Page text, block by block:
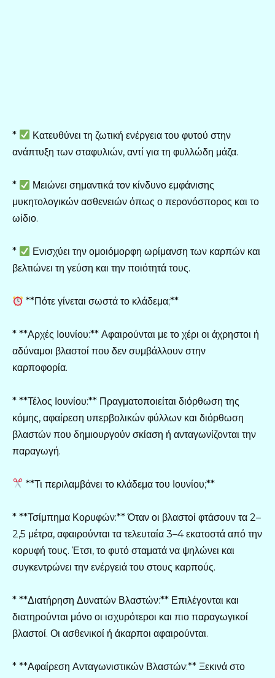
*
Κατευθύνει τη ζωτική ενέργεια του φυτού στην
ανάπτυξη των σταφυλιών, αντί για τη φυλλώδη μάζα.
*
Μειώνει σημαντικά τον κίνδυνο εμφάνισης
μυκητολογικών ασθενειών όπως ο περονόσπορος και το
ωίδιο.
*
Ενισχύει την ομοιόμορφη ωρίμανση των καρπών και
βελτιώνει τη γεύση και την ποιότητά τους.
**Πότε γίνεται σωστά το κλάδεμα;**
* **Αρχές Ιουνίου:** Αφαιρούνται με το χέρι οι άχρηστοι ή
αδύναμοι βλαστοί που δεν συμβάλλουν στην
καρποφορία.
* **Τέλος Ιουνίου:** Πραγματοποιείται διόρθωση της
κόμης, αφαίρεση υπερβολικών φύλλων και διόρθωση
βλαστών που δημιουργούν σκίαση ή ανταγωνίζονται την
παραγωγή.
**Τι περιλαμβάνει το κλάδεμα του Ιουνίου;**
* **Τσίμπημα Κορυφών:** Όταν οι βλαστοί φτάσουν τα 2–
2,5 μέτρα, αφαιρούνται τα τελευταία 3–4 εκατοστά από την
κορυφή τους. Έτσι, το φυτό σταματά να ψηλώνει και
συγκεντρώνει την ενέργειά του στους καρπούς.
* **Διατήρηση Δυνατών Βλαστών:** Επιλέγονται και
διατηρούνται μόνο οι ισχυρότεροι και πιο παραγωγικοί
βλαστοί. Οι ασθενικοί ή άκαρποι αφαιρούνται.
* **Αφαίρεση Ανταγωνιστικών Βλαστών:** Ξεκινά στο